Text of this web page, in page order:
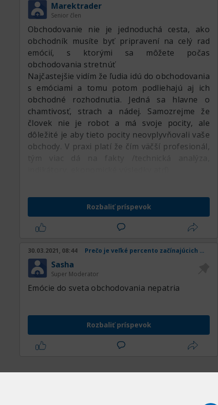
Marektrader
Senior člen
Obchodovanie nie je jednoduchá cesta, ako
obchodník musíte byť pripravení na celý rad
emócií, s ktorými sa môžete počas
obchodovania stretnúť
Najčastejšie vidím že ľudia idú do obchodovania
s emóciami a tomu potom podliehajú aj ich
obchodné rozhodnutia. Jedná sa hlavne o
chamtivosť, strach a nádej. Samozrejme že
človek nie je robot a má svoje pocity, ale
dôležité je aby tieto pocity neovplyvňovali vaše
obchody. V praxi platí že čím väčší profesionál,
tým viac dá na fakty /technická analýza,
Rozbaliť príspevok
30.03.2021, 08:44 Prečo je veľké percento začínajúcich obchodníkov v strate
Sasha
Super Moderator
Emócie do sveta obchodovania nepatria
Rozbaliť príspevok